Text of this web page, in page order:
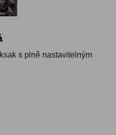
s plně nastavitelným